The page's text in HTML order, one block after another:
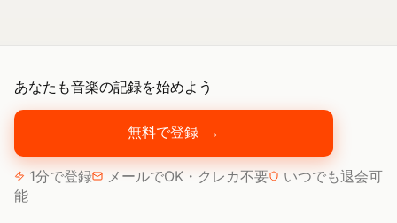
あなたも音楽の記録を始めよう
無料で登録 →
1分で登録 メールでOK・クレカ不要
いつでも退会可
能